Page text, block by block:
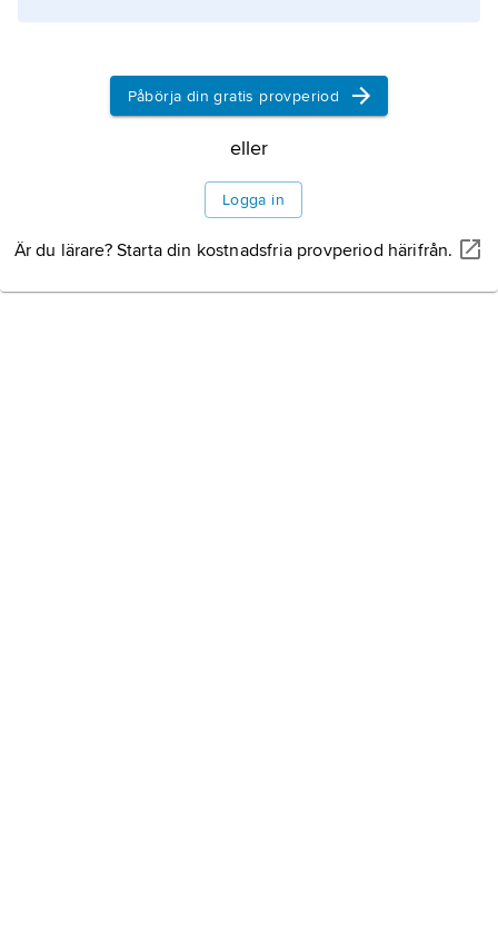
Information om artikeln
Påbörja din gratis provperiod
eller
Logga in
Är du lärare? Starta din kostnadsfria provperiod härifrån.